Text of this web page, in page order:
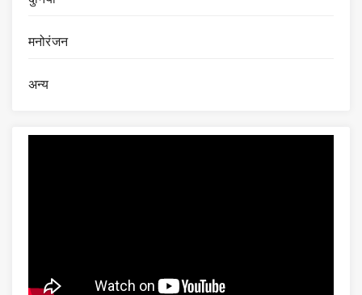
मनोरंजन
अन्य